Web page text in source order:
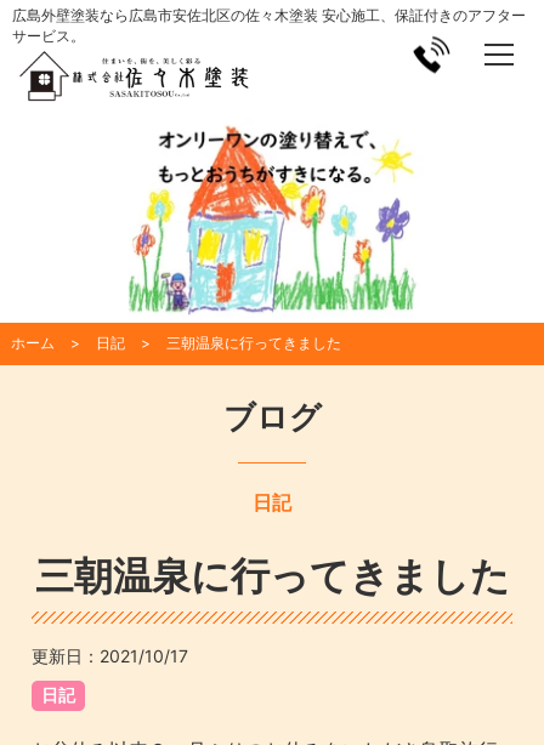
広島外壁塗装なら広島市安佐北区の佐々木塗装 安心施工、保証付きのアフター
サービス。
ホーム 日記 三朝温泉に行ってきました
ブログ
日記
三朝温泉に行ってきました
更新日： 2021/10/17
日記